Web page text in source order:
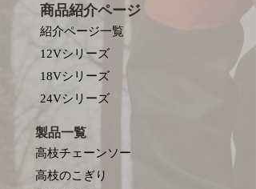
商品紹介ページ
紹介ページ一覧
12Vシリーズ
18Vシリーズ
​24Vシリーズ
製品一覧
高枝チェーンソー
高枝のこぎり